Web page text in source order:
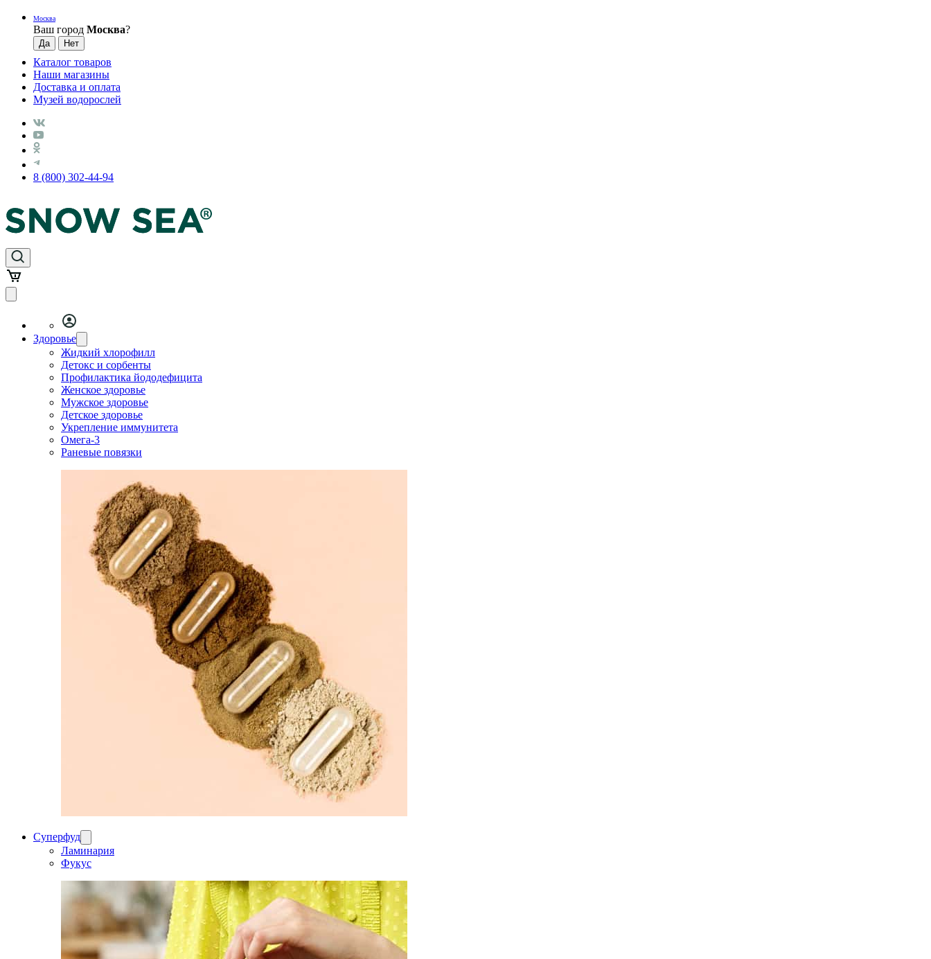
Москва
Ваш город Москва?
Каталог товаров
Наши магазины
Доставка и оплата
Музей водорослей
8 (800) 302-44-94
Здоровье
Жидкий хлорофилл
Детокс и сорбенты
Профилактика йододефицита
Женское здоровье
Мужское здоровье
Детское здоровье
Укрепление иммунитета
Омега-3
Раневые повязки
Суперфуд
Ламинария
Фукус